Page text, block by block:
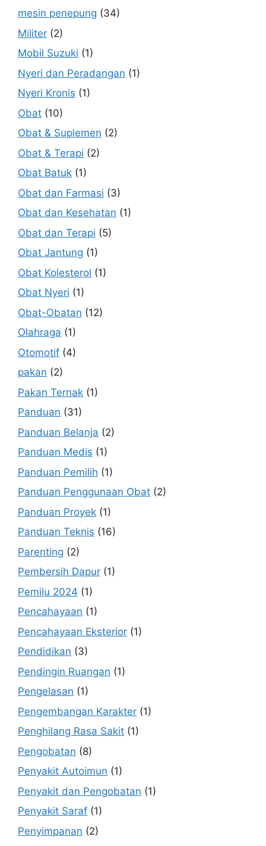
mesin penepung (34)
Militer (2)
Mobil Suzuki (1)
Nyeri dan Peradangan (1)
Nyeri Kronis (1)
Obat (10)
Obat & Suplemen (2)
Obat & Terapi (2)
Obat Batuk (1)
Obat dan Farmasi (3)
Obat dan Kesehatan (1)
Obat dan Terapi (5)
Obat Jantung (1)
Obat Kolesterol (1)
Obat Nyeri (1)
Obat-Obatan (12)
Olahraga (1)
Otomotif (4)
pakan (2)
Pakan Ternak (1)
Panduan (31)
Panduan Belanja (2)
Panduan Medis (1)
Panduan Pemilih (1)
Panduan Penggunaan Obat (2)
Panduan Proyek (1)
Panduan Teknis (16)
Parenting (2)
Pembersih Dapur (1)
Pemilu 2024 (1)
Pencahayaan (1)
Pencahayaan Eksterior (1)
Pendidikan (3)
Pendingin Ruangan (1)
Pengelasan (1)
Pengembangan Karakter (1)
Penghilang Rasa Sakit (1)
Pengobatan (8)
Penyakit Autoimun (1)
Penyakit dan Pengobatan (1)
Penyakit Saraf (1)
Penyimpanan (2)